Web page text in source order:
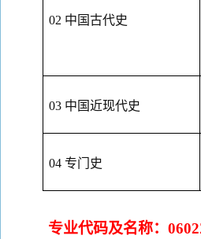
02 中国古代史
03 中国近现代史
04 专门史
专业代码及名称：